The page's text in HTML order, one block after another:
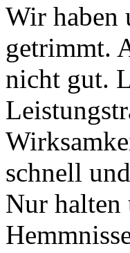
Wir haben
getrimmt.
nicht gut.
schnell
Nur halten